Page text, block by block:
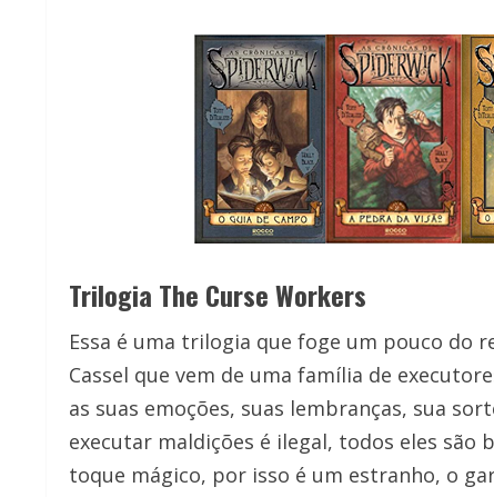
Trilogia The Curse Workers
Essa é uma trilogia que foge um pouco do
Cassel que vem de uma família de
as suas emoções, suas lembranças, sua
executar maldições é ilegal, todos eles são
toque mágico, por isso é um estranho, o